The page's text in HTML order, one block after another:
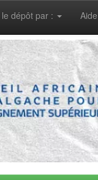
dépôt par : Aide